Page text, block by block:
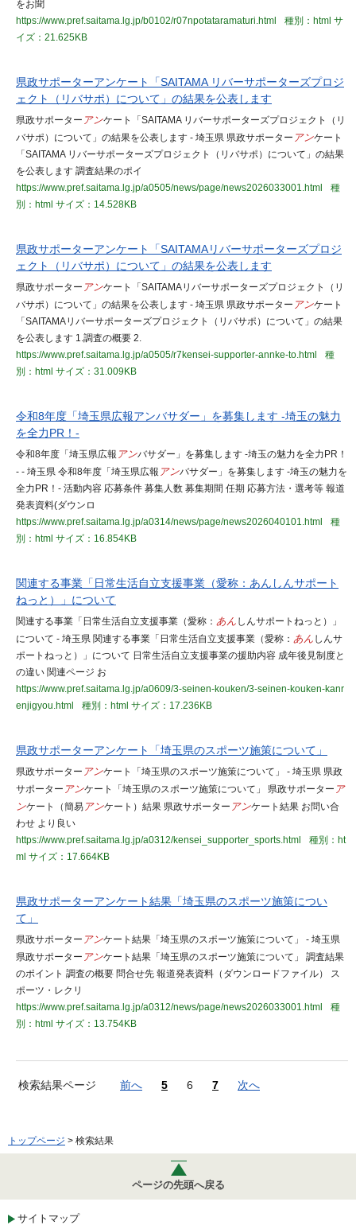
をお聞
https://www.pref.saitama.lg.jp/b0102/r07npotataramaturi.html
種別：html サ
イズ：21.625KB
県政サポーターアンケート「SAITAMA リバーサポーターズプロジ
ェクト（リバサポ）について」の結果を公表します
県政サポーター アンケート「SAITAMA リバーサポーターズプロジェクト（リ
バサポ）について」の結果を公表します - 埼玉県 県政サポーター アンケート
「SAITAMA リバーサポーターズプロジェクト（リバサポ）について」の結果
を公表します 調査結果のポイ
https://www.pref.saitama.lg.jp/a0505/news/page/news2026033001.html
種
別：html サイズ：14.528KB
県政サポーターアンケート「SAITAMAリバーサポーターズプロジ
ェクト（リバサポ）について」の結果を公表します
県政サポーター アンケート「SAITAMAリバーサポーターズプロジェクト（リ
バサポ）について」の結果を公表します - 埼玉県 県政サポーター アンケート
「SAITAMAリバーサポーターズプロジェクト（リバサポ）について」の結果
を公表します 1.調査の概要 2.
https://www.pref.saitama.lg.jp/a0505/r7kensei-supporter-annke-to.html
種
別：html サイズ：31.009KB
令和8年度「埼玉県広報アンバサダー」を募集します -埼玉の魅力
を全力PR！-
令和8年度「埼玉県広報 アンバサダー」を募集します -埼玉の魅力を全力PR！
- - 埼玉県 令和8年度「埼玉県広報 アンバサダー」を募集します -埼玉の魅力を
全力PR！- 活動内容 応募条件 募集人数 募集期間 任期 応募方法・選考等 報道
発表資料(ダウンロ
https://www.pref.saitama.lg.jp/a0314/news/page/news2026040101.html
種
別：html サイズ：16.854KB
関連する事業「日常生活自立支援事業（愛称：あんしんサポート
ねっと）」について
関連する事業「日常生活自立支援事業（愛称： あん しんサポートねっと）」
について - 埼玉県 関連する事業「日常生活自立支援事業（愛称： あん しんサ
ポートねっと）」について 日常生活自立支援事業の援助内容 成年後見制度と
の違い 関連ページ お
https://www.pref.saitama.lg.jp/a0609/3-seinen-kouken/3-seinen-kouken-kanr
enjigyou.html
種別：html サイズ：17.236KB
県政サポーターアンケート「埼玉県のスポーツ施策について」
県政サポーター アンケート「埼玉県のスポーツ施策について」 - 埼玉県 県政
サポーター アンケート「埼玉県のスポーツ施策について」 県政サポーター ア
ンケート（簡易 アンケート）結果 県政サポーター アンケート結果 お問い合
わせ より良い
https://www.pref.saitama.lg.jp/a0312/kensei_supporter_sports.html
種別：ht
ml サイズ：17.664KB
県政サポーターアンケート結果「埼玉県のスポーツ施策につい
て」
県政サポーター アンケート結果「埼玉県のスポーツ施策について」 - 埼玉県
県政サポーター アンケート結果「埼玉県のスポーツ施策について」 調査結果
のポイント 調査の概要 問合せ先 報道発表資料（ダウンロードファイル） ス
ポーツ・レクリ
https://www.pref.saitama.lg.jp/a0312/news/page/news2026033001.html
種
別：html サイズ：13.754KB
検索結果ページ 前へ 5 6 7 次へ
トップページ > 検索結果
ページの先頭へ戻る
サイトマップ